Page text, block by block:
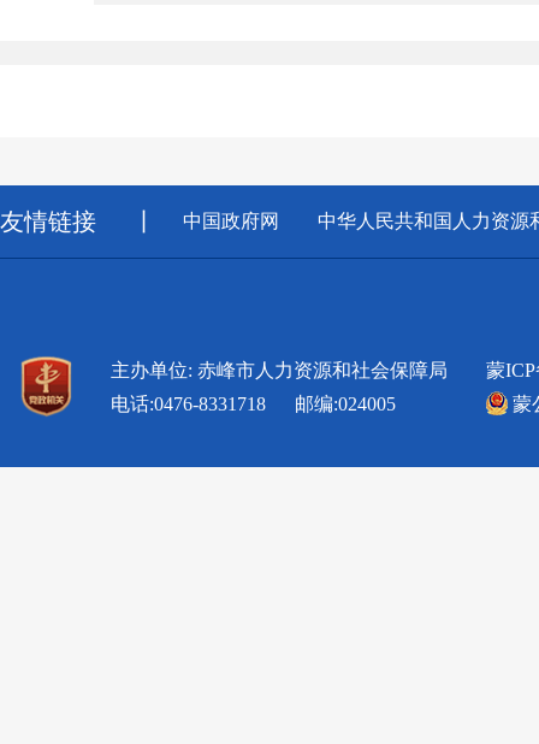
友情链接 中国政府网 中华人民共和国人力资源
主办单位: 赤峰市人力资源和社会保障局
电话:0476-8331718 邮编:024005
蒙ICP
蒙